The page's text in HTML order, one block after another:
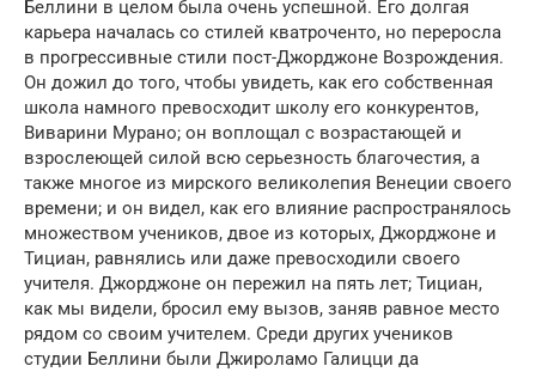
Беллини в целом была очень успешной. Его долгая
карьера началась со стилей кватроченто, но переросла
в прогрессивные стили пост-Джорджоне Возрождения.
Он дожил до того, чтобы увидеть, как его собственная
школа намного превосходит школу его конкурентов,
Виварини Мурано; он воплощал с возрастающей и
взрослеющей силой всю серьезность благочестия, а
также многое из мирского великолепия Венеции своего
времени; и он видел, как его влияние распространялось
множеством учеников, двое из которых, Джорджоне и
Тициан, равнялись или даже превосходили своего
учителя. Джорджоне он пережил на пять лет; Тициан,
как мы видели, бросил ему вызов, заняв равное место
рядом со своим учителем. Среди других учеников
студии Беллини были Джироламо Галицци да